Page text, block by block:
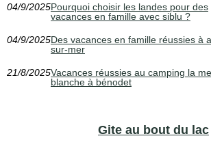
04/9/2025Pourquoi choisir les landes pour des
vacances en famille avec siblu ?
04/9/2025Des vacances en famille réussies à
sur-mer
21/8/2025Vacances réussies au camping la
blanche à bénodet
Gite au bout du lac